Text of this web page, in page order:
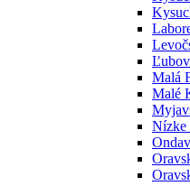
Malá
Malé
Nízke